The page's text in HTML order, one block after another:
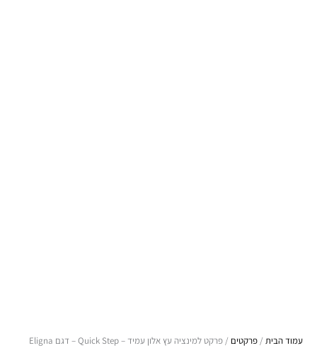
עמוד הבית / פרקטים / פרקט למינציה עץ אלון עמיד – Quick Step – דגם Eligna